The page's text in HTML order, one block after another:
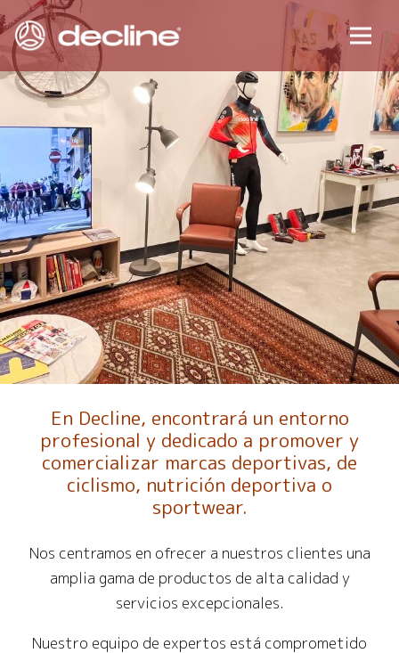
En Decline, encontrará un entorno
profesional y dedicado a promover y
comercializar marcas deportivas, de
ciclismo, nutrición deportiva o
sportwear.
Nos centramos en ofrecer a nuestros clientes una
amplia gama de productos de alta calidad y
servicios excepcionales.
Nuestro equipo de expertos está comprometido